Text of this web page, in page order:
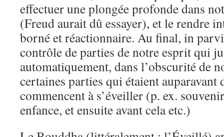
effectuer une plongée profonde dans
(Freud aurait dû essayer), et le rendre
borné et réactionnaire. Au final, in
contrôle de parties de notre esprit qui
automatiquement, dans l’obscurité de
certaines parties qui étaient auparavant
commencent à s’éveiller (p. ex.
enfance, et ensuite avant cela etc.)